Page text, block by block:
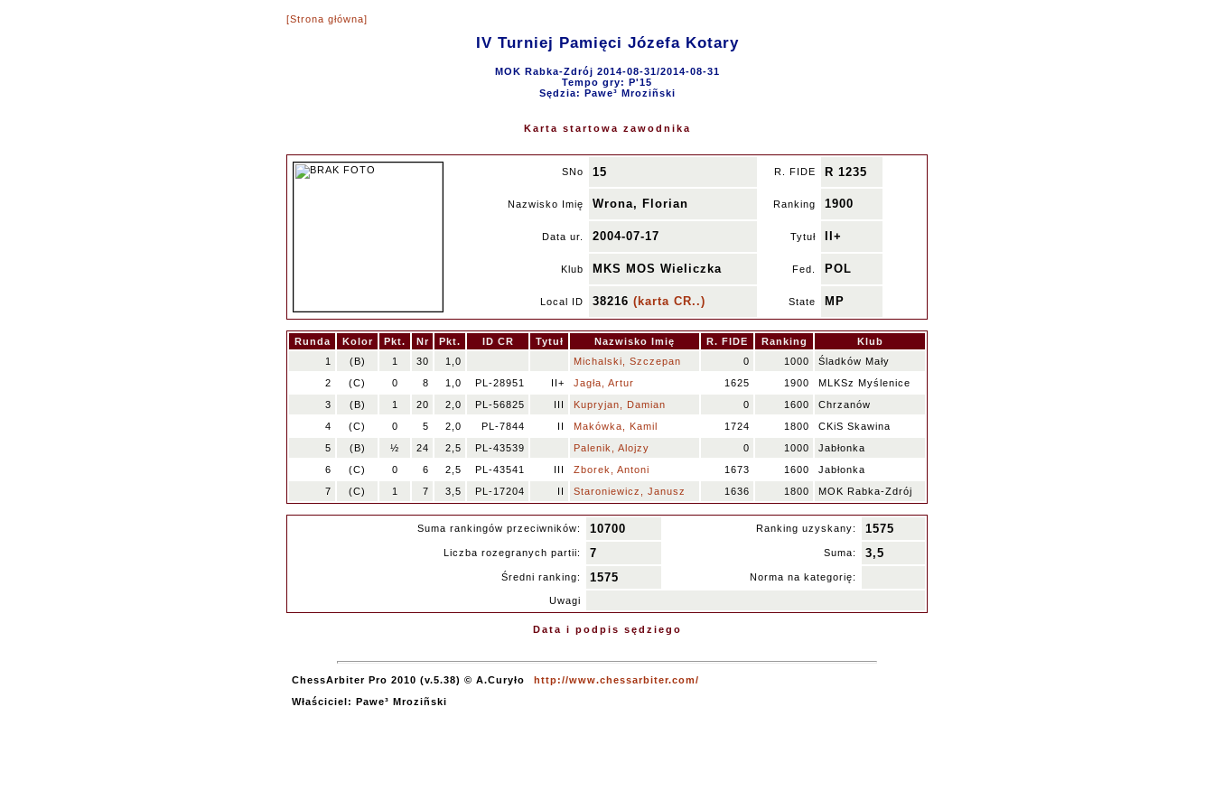
[Strona główna]
IV Turniej Pamięci Józefa Kotary
MOK Rabka-Zdrój 2014-08-31/2014-08-31
Tempo gry: P'15
Sędzia: Pawe³ Mroziñski
Karta startowa zawodnika
SNo 15 R. FIDE R 1235
Nazwisko Imię Wrona, Florian Ranking 1900
Data ur. 2004-07-17 Tytuł II+
Klub MKS MOS Wieliczka Fed. POL
Local ID 38216 (karta CR..) State MP
Runda Kolor Pkt. Nr Pkt. ID CR Tytuł Nazwisko Imię R. FIDE Ranking
Klub
1
(B) 1 30 1,0 Michalski, Szczepan 0 1000
Śladków Mały
2
(C) 0 8 1,0 PL-28951 II+ Jagła, Artur 1625 1900
MLKSz Myślenice
3
(B) 1 20 2,0 PL-56825 III Kupryjan, Damian 0 1600
Chrzanów
4
(C) 0 5 2,0 PL-7844 II Makówka, Kamil 1724 1800
CKiS Skawina
5
(B) ½ 24 2,5 PL-43539 Palenik, Alojzy 0 1000
Jabłonka
6
(C) 0 6 2,5 PL-43541 III Zborek, Antoni 1673 1600
Jabłonka
7
(C) 1 7 3,5 PL-17204 II Staroniewicz, Janusz 1636 1800 MOK Rabka-Zdrój
Suma rankingów przeciwników: 10700 Ranking uzyskany: 1575
Liczba rozegranych partii: 7 Suma: 3,5
Średni ranking: 1575 Norma na kategorię:
Uwagi
Data i podpis sędziego
ChessArbiter Pro 2010 (v.5.38) © A.Curyło
http://www.chessarbiter.com/
Właściciel: Pawe³ Mroziñski